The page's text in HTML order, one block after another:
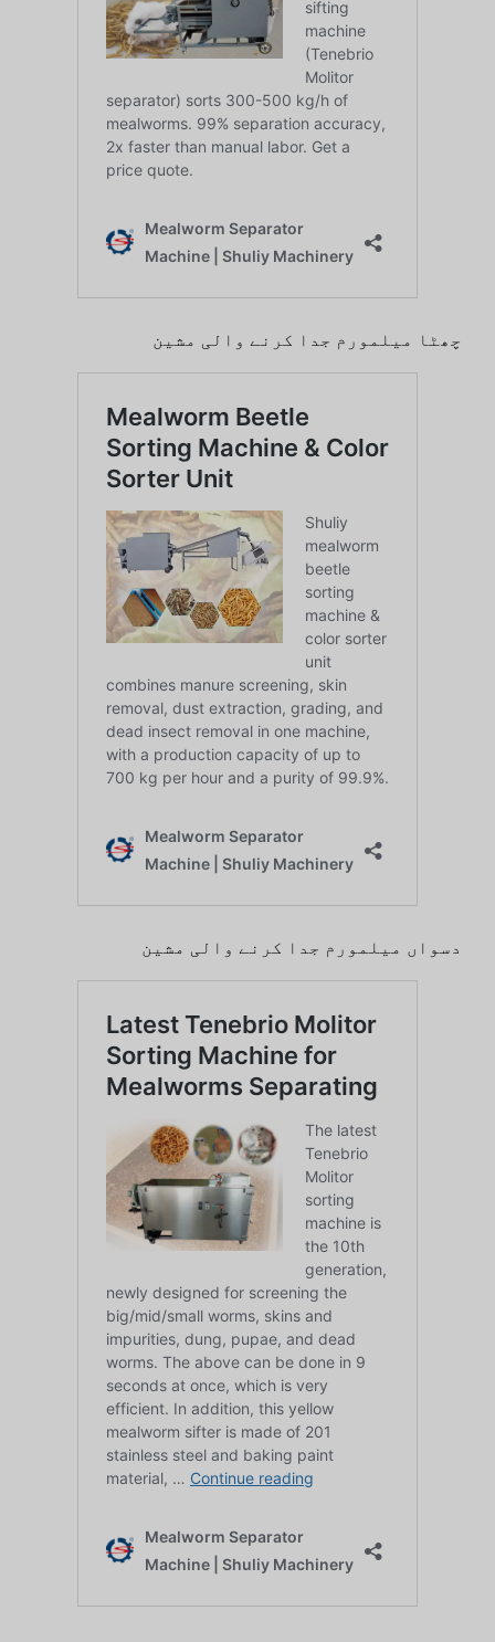
چھٹا میلمورم جدا کرنے والی مشین
دسواں میلمورم جدا کرنے والی مشین